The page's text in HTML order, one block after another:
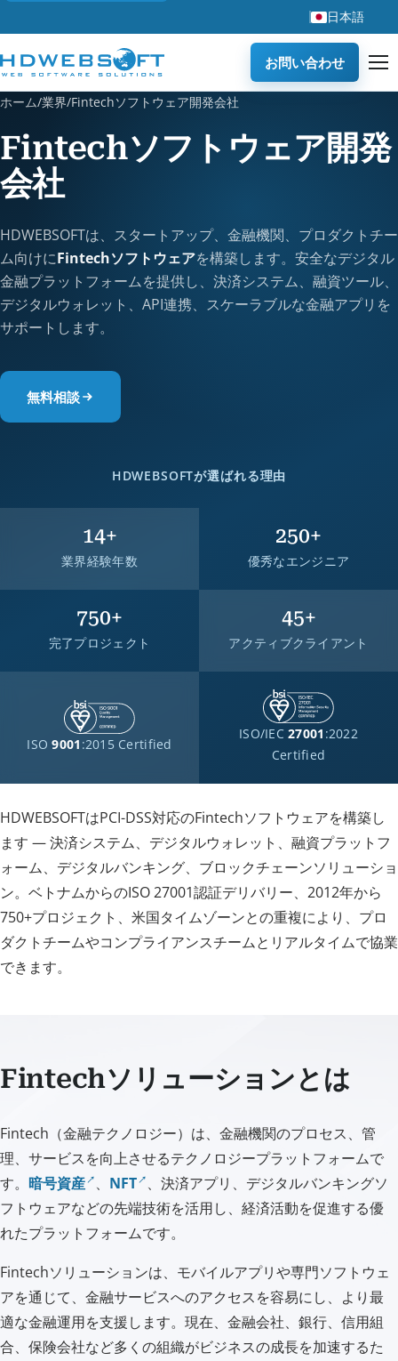
日本語
お問い合わせ
ホーム/業界/Fintechソフトウェア開発会社
Fintechソフトウェア開発
会社
HDWEBSOFTは、スタートアップ、金融機関、プロダクトチー
ム向けにFintechソフトウェアを構築します。安全なデジタル
金融プラットフォームを提供し、決済システム、融資ツール、
デジタルウォレット、API連携、スケーラブルな金融アプリを
サポートします。
無料相談
HDWEBSOFTが選ばれる理由
14+
業界経験年数
250+
優秀なエンジニア
750+
完了プロジェクト
45+
アクティブクライアント
ISO9001 :2015 Certified
ISO/IEC27001 :2022
Certified
HDWEBSOFTはPCI-DSS対応のFintechソフトウェアを構築し
ます — 決済システム、デジタルウォレット、融資プラットフ
ォーム、デジタルバンキング、ブロックチェーンソリューショ
ン。ベトナムからのISO 27001認証デリバリー、2012年から
750+プロジェクト、米国タイムゾーンとの重複により、プロ
ダクトチームやコンプライアンスチームとリアルタイムで協業
できます。
Fintechソリューションとは
Fintech（金融テクノロジー）は、金融機関のプロセス、管
理、サービスを向上させるテクノロジープラットフォームで
す。 暗号資産 、 NFT 、決済アプリ、デジタルバンキングソ
フトウェアなどの先端技術を活用し、経済活動を促進する優
れたプラットフォームです。
Fintechソリューションは、モバイルアプリや専門ソフトウェ
アを通じて、金融サービスへのアクセスを容易にし、より最
適な金融運用を支援します。現在、金融会社、銀行、信用組
合、保険会社など多くの組織がビジネスの成長を加速するた